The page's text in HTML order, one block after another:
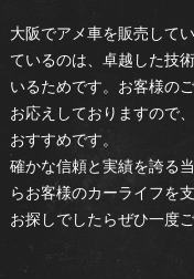
大阪でアメ車を販売して
ているのは、卓越した技
いるためです。お客様の
お応えしておりますので
おすすめです。
確かな信頼と実績を誇る
らお客様のカーライフを
お探しでしたらぜひ一度